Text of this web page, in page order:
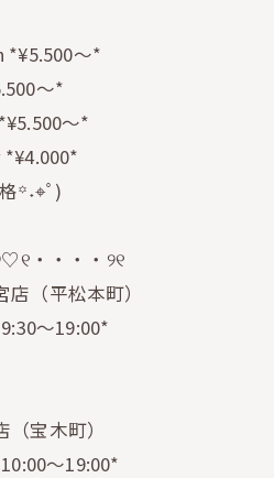
〜*
〜*
〜*
꙳˖⌖ﾟ)
・・・・୨୧
（平松本町）
〜19:00*
宝木町）
〜19:00*